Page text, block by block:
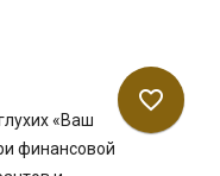
«Ваш
финансовой
favorite_border